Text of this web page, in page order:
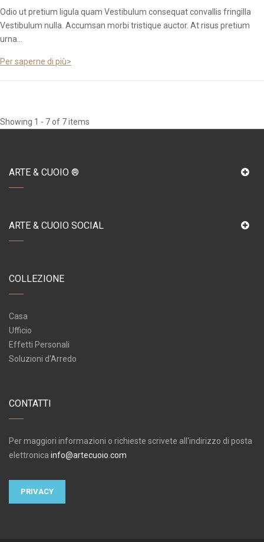
Odio ut pretium ligula quam Vestibulum consequat convallis fringilla
Vestibulum nulla. Accumsan morbi tristique auctor. At risus pretium
urna...
Per saperne di più>
Showing 1 - 7 of 7 items
ARTE & CUOIO ®
ARTE & CUOIO SOCIAL
COLLEZIONE
Casa
Ufficio
Effetti Personali
Soluzioni d'Arredo
CONTATTI
Per maggiori informazioni o richieste scrivete all'indirizzo di posta
elettronica info@artecuoio.com
PRIVACY